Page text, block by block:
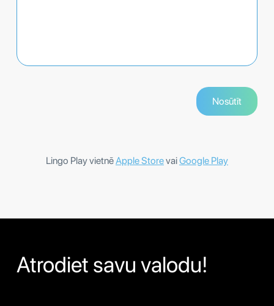
Lingo Play vietnēApple StorevaiGoogle Play
Atrodiet savu valodu!